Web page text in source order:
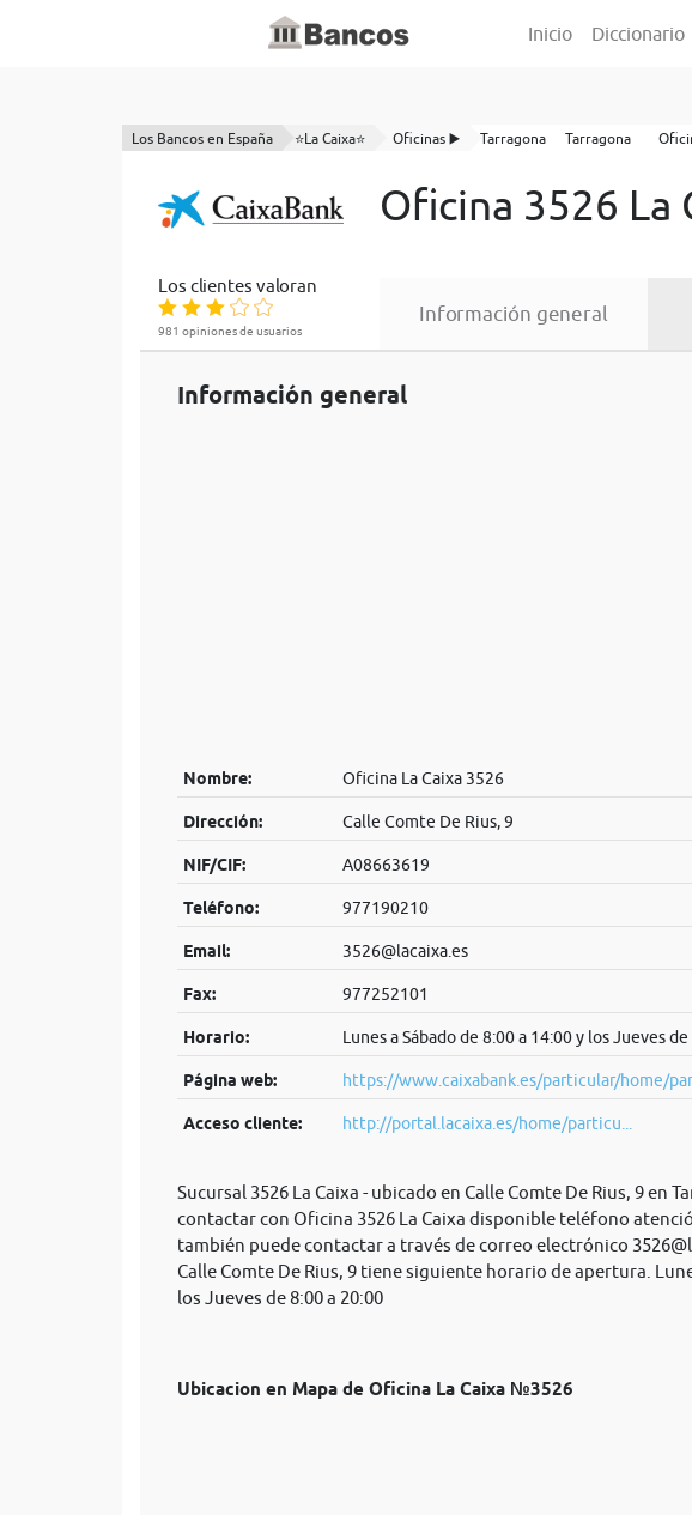
Inicio Diccionario
Los Bancos en España ⭐La Caixa⭐ Oficinas ▶️ Tarragona Tarragona
Oficina 3526 La
Los clientes valoran
981 opiniones de usuarios
Información general
Información general
Nombre: Oficina La Caixa 3526
Dirección: Calle Comte De Rius, 9
NIF/CIF: A08663619
Teléfono: 977190210
Email: 3526@lacaixa.es
Fax: 977252101
Horario: Lunes a Sábado de 8:00 a 14:00 y los Jueves
Página web: https://www.caixabank.es/particular/home/
Acceso cliente: http://portal.lacaixa.es/home/particu...
Sucursal 3526 La Caixa - ubicado en Calle Comte De Rius, 9 en
contactar con Oficina 3526 La Caixa disponible teléfono
también puede contactar a través de correo electrónico
Calle Comte De Rius, 9 tiene siguiente horario de apertura.
los Jueves de 8:00 a 20:00
Ubicacion en Mapa de Oficina La Caixa №3526